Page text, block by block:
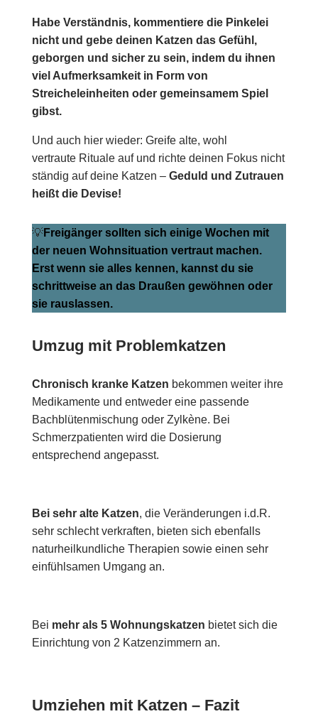
Habe Verständnis, kommentiere die Pinkelei
nicht und gebe deinen Katzen das Gefühl,
geborgen und sicher zu sein, indem du ihnen
viel Aufmerksamkeit in Form von
Streicheleinheiten oder gemeinsamem Spiel
gibst.
Und auch hier wieder: Greife alte, wohl
vertraute Ritualeauf und richte deinen Fokus nicht
ständig auf deine Katzen – Geduld und Zutrauen
heißt die Devise!
💡Freigänger sollten sich einige Wochen mit
der neuen Wohnsituation vertraut machen.
Erst wenn sie alles kennen, kannst du sie
schrittweise an das Draußen gewöhnen oder
sie rauslassen.
Umzug mit Problemkatzen
Chronisch kranke Katzen bekommen weiter ihre
Medikamente und entweder eine passende
Bachblütenmischung oder Zylkène. Bei
Schmerzpatienten wird die Dosierung
entsprechend angepasst.
Bei sehr alte Katzen, die Veränderungen i.d.R.
sehr schlecht verkraften, bieten sich ebenfalls
naturheilkundliche Therapien sowie einen sehr
einfühlsamen Umgang an.
Bei mehr als 5 Wohnungskatzen bietet sich die
Einrichtung von 2 Katzenzimmern an.
Umziehen mit Katzen – Fazit